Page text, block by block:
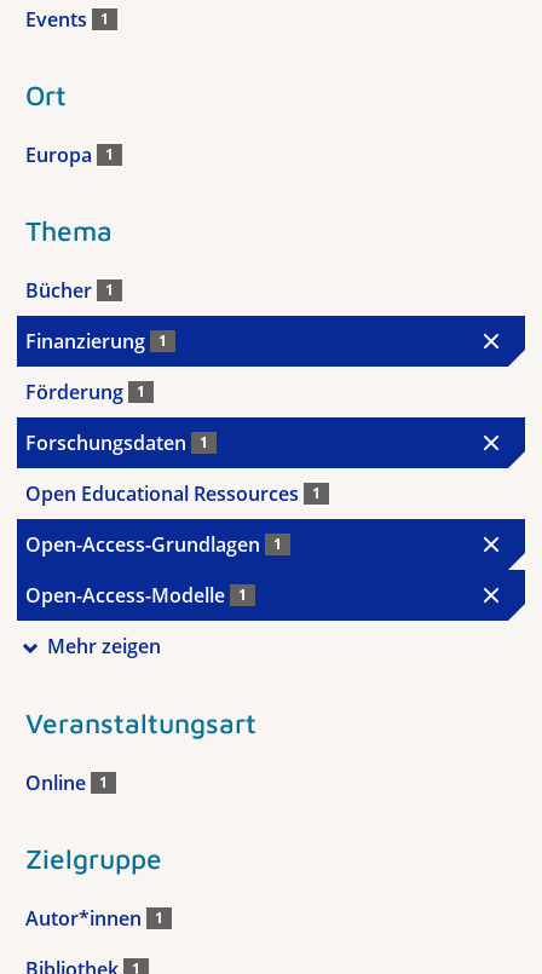
Events 1
Ort
Europa 1
Thema
Bücher 1
Finanzierung 1
Förderung 1
Forschungsdaten 1
Open Educational Ressources 1
Open-Access-Grundlagen 1
Open-Access-Modelle 1
Mehr zeigen
Veranstaltungsart
Online 1
Zielgruppe
Autor*innen 1
Bibliothek 1